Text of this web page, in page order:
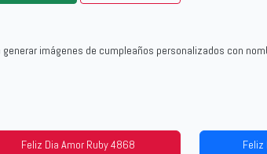
generar imágenes de cumpleaños personalizados con
Feliz Dia Amor Ruby 4868 Feliz